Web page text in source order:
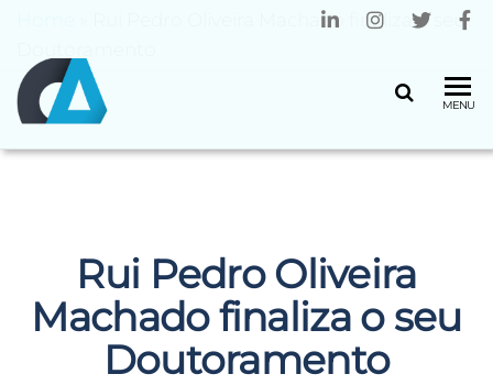
MENU
Rui Pedro Oliveira Machado finaliza o seu
Rui Pedro Oliveira
Machado finaliza o seu
Doutoramento